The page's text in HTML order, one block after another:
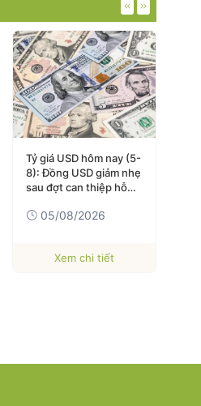
Tỷ giá USD hôm nay (5-
8): Đồng USD giảm nhẹ
sau đợt can thiệp hỗ
05/08/2026
Xem chi tiết